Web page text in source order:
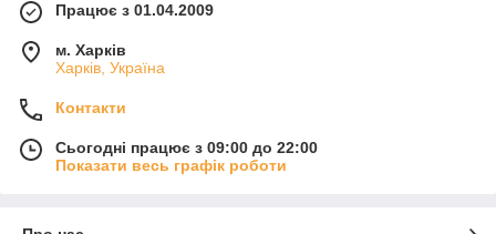
Працює з 01.04.2009
м. Харків
Харків, Україна
Контакти
Сьогодні працює з 09:00 до 22:00
Показати весь графік роботи